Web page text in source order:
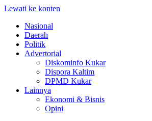
Lewati ke konten
Nasional
Daerah
Politik
Advertorial
Diskominfo Kukar
Dispora Kaltim
DPMD Kukar
Lainnya
Ekonomi & Bisnis
Opini